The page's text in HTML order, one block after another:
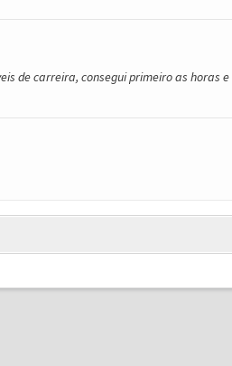
de carreira, consegui primeiro as horas e